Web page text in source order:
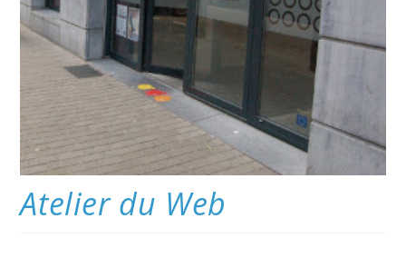
Atelier du Web